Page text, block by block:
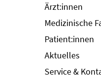
Ärzt:innen
Medizinische
Patient:innen
Aktuelles
Service &